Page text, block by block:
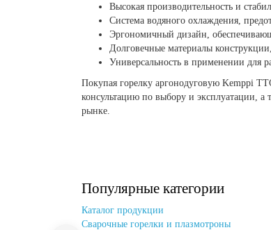
Высокая производительность и
Система водяного охлаждения,
Эргономичный дизайн,
Долговечные материалы
Универсальность в применении для
Покупая горелку аргонодуговую Kemppi
консультацию по выбору и эксплуатации, а
рынке.
Популярные категории
Каталог продукции
Cварочные горелки и плазмотроны